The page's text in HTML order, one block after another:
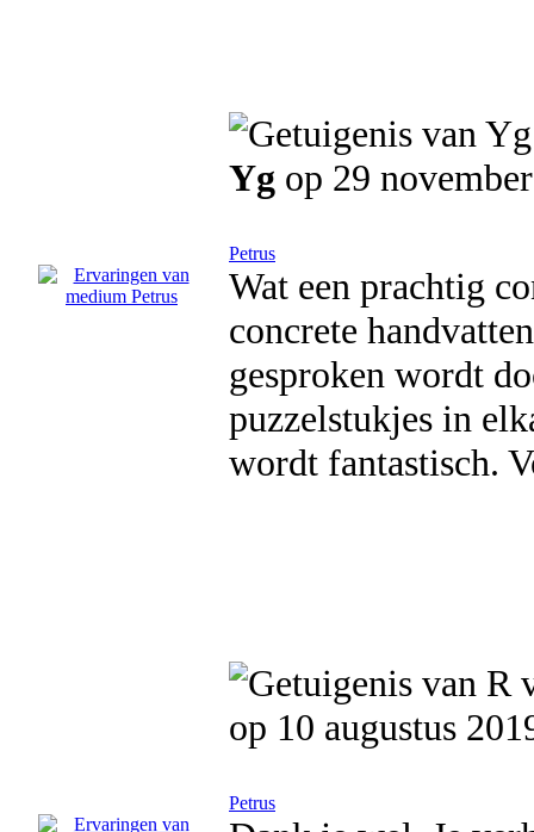
Yg op 29
Petrus
Wat een prachtig
concrete
gesproken wordt
puzzelstukjes in
wordt fantastisch.
op 10 augustus
Petrus